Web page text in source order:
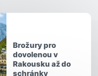
Brožury pro
dovolenou v
Rakousku až do
schránky